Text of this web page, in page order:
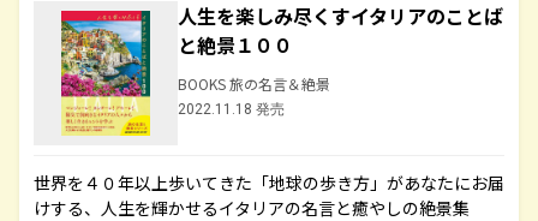
人生を楽しみ尽くすイタリアのことば
と絶景１００
BOOKS 旅の名言＆絶景
2022.11.18 発売
世界を４０年以上歩いてきた「地球の歩き方」があなたにお届
けする、人生を輝かせるイタリアの名言と癒やしの絶景集